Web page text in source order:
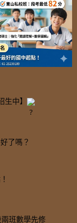
中】
了嗎？
班數學先修